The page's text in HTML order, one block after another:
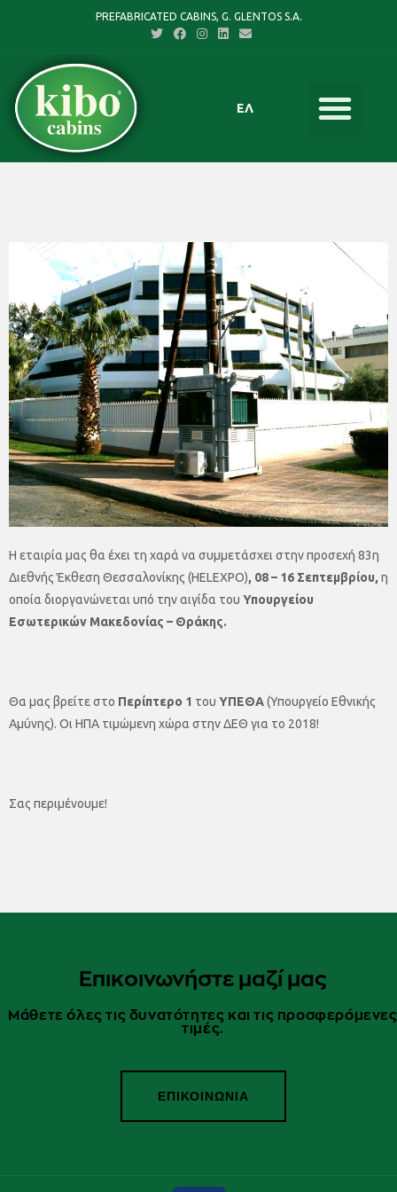
PREFABRICATED CABINS, G. GLENTOS S.A.
ΕΛ
Η εταιρία μας θα έχει τη χαρά να συμμετάσχει στην προσεχή 83η
Διεθνής Έκθεση Θεσσαλονίκης (HELEXPO), 08 – 16 Σεπτεμβρίου, η
οποία διοργανώνεται υπό την αιγίδα του Υπουργείου
Εσωτερικών Μακεδονίας – Θράκης.
Θα μας βρείτε στο Περίπτερο 1 του ΥΠΕΘΑ(Υπουργείο Εθνικής
Αμύνης). Οι ΗΠΑ τιμώμενη χώρα στην ΔΕΘ για το 2018!
Σας περιμένουμε!
Επικοινωνήστε μαζί μας
Μάθετε όλες τις δυνατότητες και τις προσφερόμενες
τιμές.
ΕΠΙΚΟΙΝΩΝΙΑ